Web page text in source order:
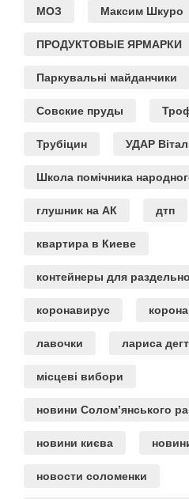
МОЗ Максим Шкуро
ПРОДУКТОВЫЕ ЯРМАРКИ
Паркувальні майданчики
Совские пруды
Трубіцин УДАР
Школа помічника
глушник на АК дтп
квартира в Киеве
контейнеры для
коронавирус
лавочки лариса
місцеві вибори
новини Солом’янського
новини києва
новости соломенки